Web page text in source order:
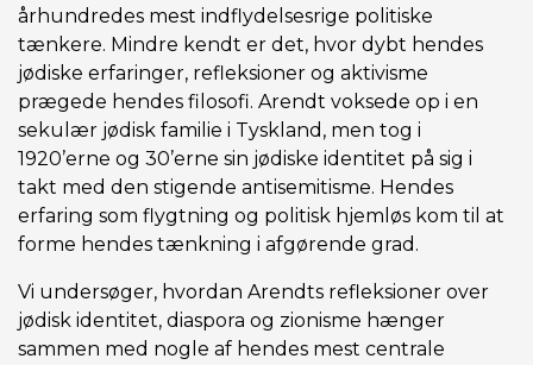
århundredes mest indflydelsesrige politiske
tænkere. Mindre kendt er det, hvor dybt hendes
jødiske erfaringer, refleksioner og aktivisme
prægede hendes filosofi. Arendt voksede op i en
sekulær jødisk familie i Tyskland, men tog i
1920’erne og 30’erne sin jødiske identitet på sig i
takt med den stigende antisemitisme. Hendes
erfaring som flygtning og politisk hjemløs kom til at
forme hendes tænkning i afgørende grad.
Vi undersøger, hvordan Arendts refleksioner over
jødisk identitet, diaspora og zionisme hænger
sammen med nogle af hendes mest centrale